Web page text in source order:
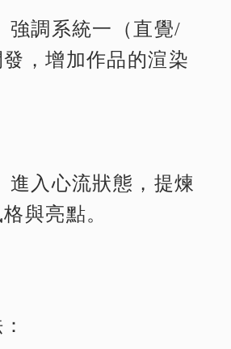
強調系統一（直覺/
，增加作品的渲染
進入心流狀態，提煉
與亮點。
：